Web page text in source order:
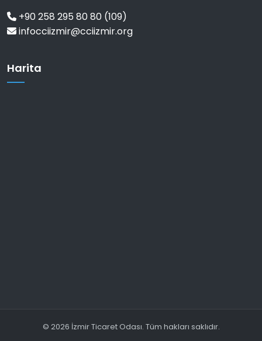
+90 258 295 80 80 (109)
infocciizmir@cciizmir.org
Harita
© 2026 İzmir Ticaret Odası. Tüm hakları saklıdır.